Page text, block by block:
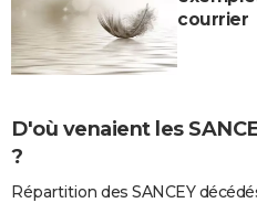
courrier
D'où venaient les
?
Répartition des SANCEY